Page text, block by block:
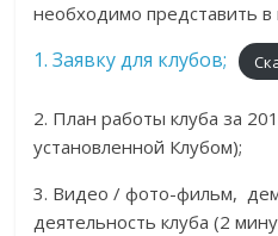
необходимо представить в
1. Заявку для клубов;
2. План работы клуба за
установленной Клубом);
3. Видео / фото-фильм,
деятельность клуба (2